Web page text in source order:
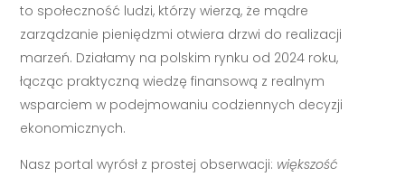
to społeczność ludzi, którzy wierzą, że mądre
zarządzanie pieniędzmi otwiera drzwi do realizacji
marzeń. Działamy na polskim rynku od 2024 roku,
łącząc praktyczną wiedzę finansową z realnym
wsparciem w podejmowaniu codziennych decyzji
ekonomicznych.
Nasz portal wyrósł z prostej obserwacji: większość